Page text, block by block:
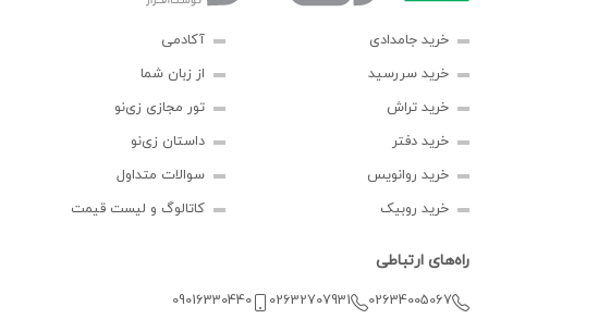
خرید جامدادی
خرید سررسید
خرید تراش
خرید دفتر
خرید روانویس
خرید روبیک
آکادمی
از زبان شما
تور مجازی زی‌نو
داستان زی‌نو
سوالات متداول
کاتالوگ و لیست قیمت
راه‌های ارتباطی
02634005067
02632707931
09016330440